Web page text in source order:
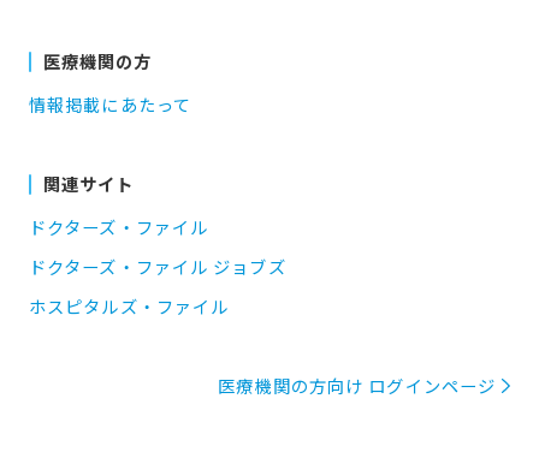
医療機関の方
情報掲載にあたって
関連サイト
ドクターズ・ファイル
ドクターズ・ファイル ジョブズ
ホスピタルズ・ファイル
医療機関の方向け ログインページ